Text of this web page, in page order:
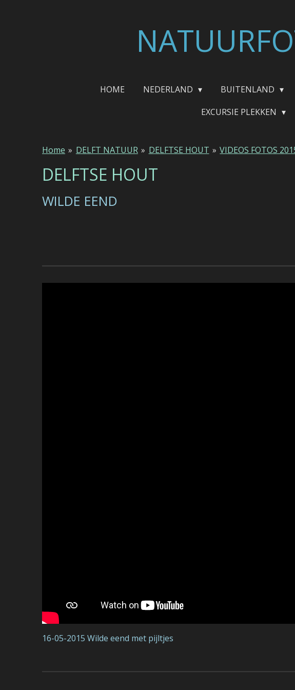
HOME NEDERLAND BUITENLAND
EXCURSIE PLEKKEN
Home » DELFT NATUUR » DELFTSE HOUT » VIDEOS FOTOS
DELFTSE HOUT
WILDE EEND
16-05-2015 Wilde eend met pijltjes